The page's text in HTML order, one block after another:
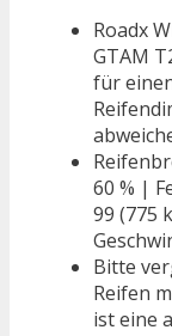
Roadx
GTAM
für
60 % |
99 (775
Bitte
Reifen
ist eine